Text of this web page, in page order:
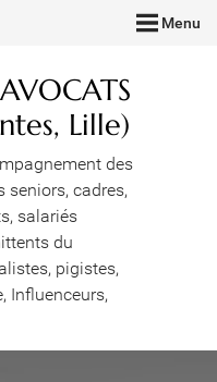
Menu
Lille)
des
seniors, cadres,
salariés
du
pigistes,
Influenceurs,